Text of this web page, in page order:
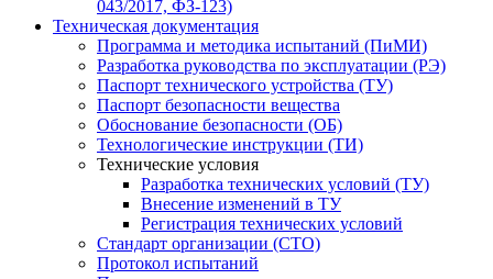
043/2017, ФЗ-123)
Техническая документация
Программа и методика испытаний (ПиМИ)
Разработка руководства по эксплуатации (РЭ)
Паспорт технического устройства (ТУ)
Паспорт безопасности вещества
Обоснование безопасности (ОБ)
Технологические инструкции (ТИ)
Технические условия
Разработка технических условий (ТУ)
Внесение изменений в ТУ
Регистрация технических условий
Стандарт организации (СТО)
Протокол испытаний